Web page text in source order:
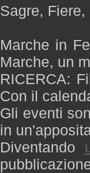
Sagre,
Marche in
Marche, un
RICERCA:
Con il
Gli eventi
in
Diventando